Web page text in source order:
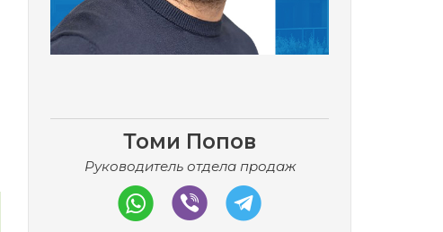
Томи Попов
Руководитель отдела продаж